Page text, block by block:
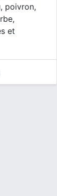
poivron,
et